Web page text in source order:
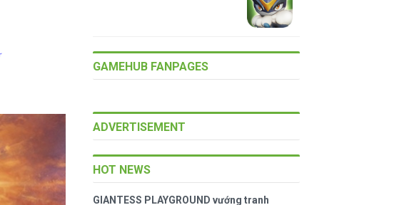
GAMEHUB FANPAGES
ADVERTISEMENT
HOT NEWS
GIANTESS PLAYGROUND vướng tranh